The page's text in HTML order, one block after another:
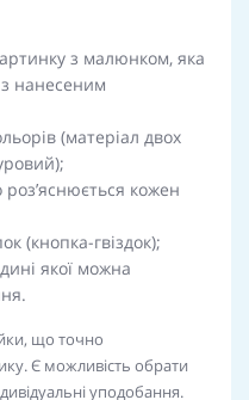
з малюнком, яка
нанесеним
(матеріал двох
роз’яснюється кожен
(кнопка-гвіздок);
якої можна
що точно
Є можливість обрати
уподобання.